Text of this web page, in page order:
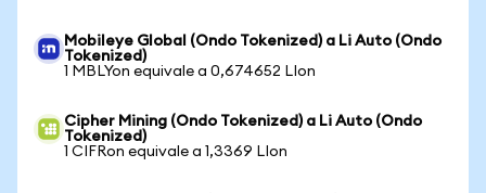
Mobileye Global (Ondo Tokenized) a Li Auto (Ondo
Tokenized)
1 MBLYon equivale a 0,674652 LIon
Cipher Mining (Ondo Tokenized) a Li Auto (Ondo
Tokenized)
1 CIFRon equivale a 1,3369 LIon